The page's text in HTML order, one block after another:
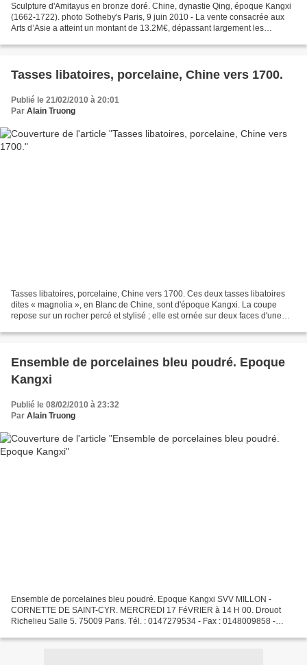
Sculpture d'Amitayus en bronze doré. Chine, dynastie Qing, époque Kangxi
(1662-1722). photo Sotheby's Paris, 9 juin 2010 - La vente consacrée aux
Arts d’Asie a atteint un montant de 13.2M€, dépassant largement les
Tasses libatoires, porcelaine, Chine vers 1700.
Publié le 21/02/2010 à 20:01
Par Alain Truong
Tasses libatoires, porcelaine, Chine vers 1700. Ces deux tasses libatoires
dites « magnolia », en Blanc de Chine, sont d'époque Kangxi. La coupe
repose sur un rocher percé et stylisé ; elle est ornée sur deux faces d'une
Ensemble de porcelaines bleu poudré. Epoque
Kangxi
Publié le 08/02/2010 à 23:32
Par Alain Truong
Ensemble de porcelaines bleu poudré. Epoque Kangxi SVV MILLON -
CORNETTE DE SAINT-CYR. MERCREDI 17 FéVRIER à 14 H 00. Drouot
Richelieu Salle 5. 75009 Paris. Tél. : 0147279534 - Fax : 0148009858 -